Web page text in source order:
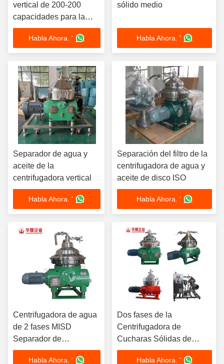
vertical de 200-200
capacidades para la
separación de líquidos
sólidos y filtración de
agua con aceite
Habla Ahora. '
sólido medio
Habla Ahora. '
Separador de agua y
aceite de la
centrifugadora vertical
Habla Ahora. '
Separación del filtro de la
centrifugadora de agua y
aceite de disco ISO
Habla Ahora. '
Centrifugadora de agua
de 2 fases MISD
Separador de
autolimpieza
Habla Ahora. '
Dos fases de la
Centrifugadora de
Cucharas Sólidas de
Pharma Disco Gear Drive
Habla Ahora. '